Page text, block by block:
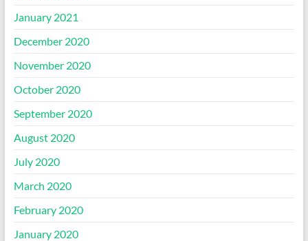
January 2021
December 2020
November 2020
October 2020
September 2020
August 2020
July 2020
March 2020
February 2020
January 2020